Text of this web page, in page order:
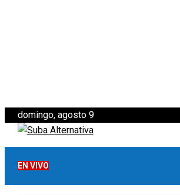
domingo, agosto 9
EN VIVO